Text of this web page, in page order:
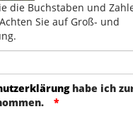
die Buchstaben und
Sie auf Groß- und
habe ich